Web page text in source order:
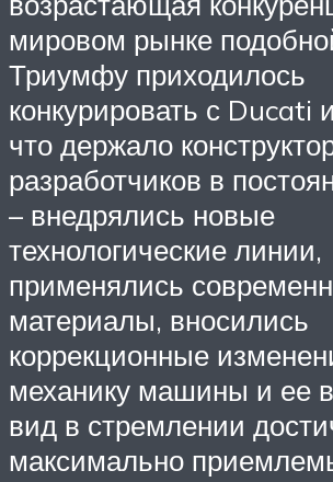
мировом рынке
Триумфу приходилось
конкурировать с Ducati
что держало
разработчиков в
– внедрялись новые
технологические линии,
применялись
материалы, вносились
коррекционные
механику машины и ее
вид в стремлении
максимально